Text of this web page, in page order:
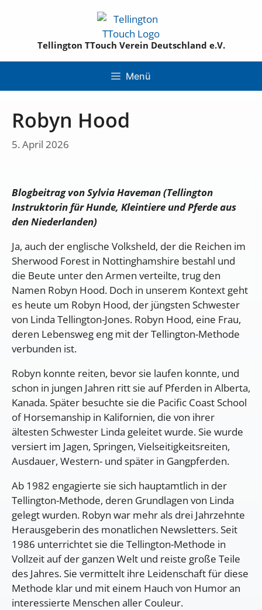
Tellington TTouch Verein Deutschland e.V.
Menü
Robyn Hood
5. April 2026
Blogbeitrag von Sylvia Haveman (Tellington
Instruktorin für Hunde, Kleintiere und Pferde aus
den Niederlanden)
Ja, auch der englische Volksheld, der die Reichen im
Sherwood Forest in Nottinghamshire bestahl und
die Beute unter den Armen verteilte, trug den
Namen Robyn Hood. Doch in unserem Kontext geht
es heute um Robyn Hood, der jüngsten Schwester
von Linda Tellington-Jones. Robyn Hood, eine Frau,
deren Lebensweg eng mit der Tellington-Methode
verbunden ist.
Robyn konnte reiten, bevor sie laufen konnte, und
schon in jungen Jahren ritt sie auf Pferden in Alberta,
Kanada. Später besuchte sie die Pacific Coast School
of Horsemanship in Kalifornien, die von ihrer
ältesten Schwester Linda geleitet wurde. Sie wurde
versiert im Jagen, Springen, Vielseitigkeitsreiten,
Ausdauer, Western- und später in Gangpferden.
Ab 1982 engagierte sie sich hauptamtlich in der
Tellington-Methode, deren Grundlagen von Linda
gelegt wurden. Robyn war mehr als drei Jahrzehnte
Herausgeberin des monatlichen Newsletters. Seit
1986 unterrichtet sie die Tellington-Methode in
Vollzeit auf der ganzen Welt und reiste große Teile
des Jahres. Sie vermittelt ihre Leidenschaft für diese
Methode klar und mit einem Hauch von Humor an
interessierte Menschen aller Couleur.